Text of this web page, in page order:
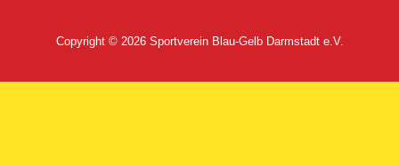
Copyright © 2026 Sportverein Blau-Gelb Darmstadt e.V.